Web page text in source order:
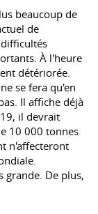
beaucoup de
de
À l'heure
détériorée.
se fera qu'en
Il affiche déjà
il devrait
10 000 tonnes
n'affecteront
grande. De plus,